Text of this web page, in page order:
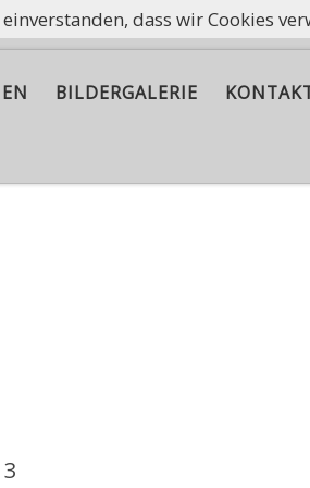
zu halten.
BILDERGALERIE
dass wir Cookies